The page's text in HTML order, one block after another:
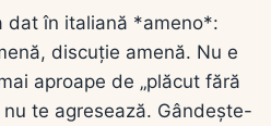
dat în italiană *ameno*:
discuție amenă. Nu e
aproape de „plăcut fără
te agresează. Gândește-